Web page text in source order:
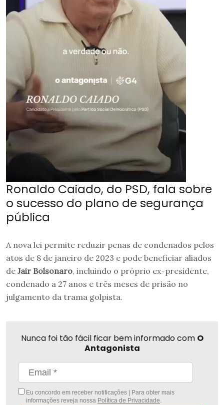
Ronaldo Caiado, do PSD, fala sobre
o sucesso do plano de segurança
pública
A nova lei permite reduzir penas de condenados pelos
atos de 8 de janeiro de 2023 e pode beneficiar aliados
de Jair Bolsonaro, incluindo o próprio ex-presidente,
condenado a 27 anos e três meses de prisão no
julgamento da trama golpista.
Nunca foi tão fácil ficar bem informado com O
Antagonista
Eu concordo em receber notificações | Para obter mais
informações reveja nossa Política de Privacidade.